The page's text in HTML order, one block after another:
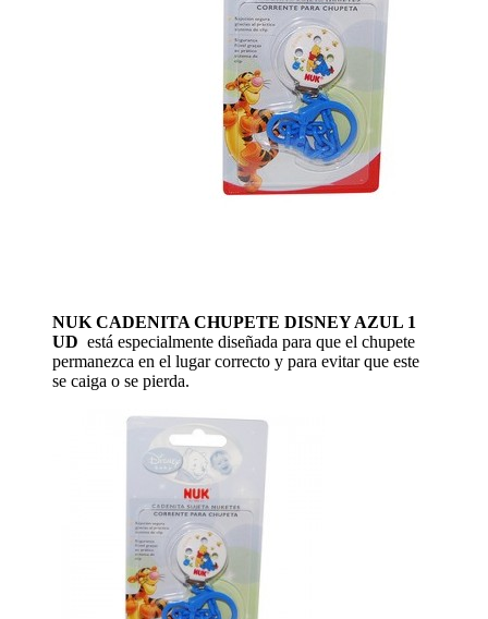
NUK CADENITA CHUPETE DISNEY AZUL 1
UD está especialmente diseñada para que el chupete
permanezca en el lugar correcto y para evitar que este
se caiga o se pierda.